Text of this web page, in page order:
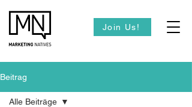
Join Us!
Beitrag
Alle Beiträge